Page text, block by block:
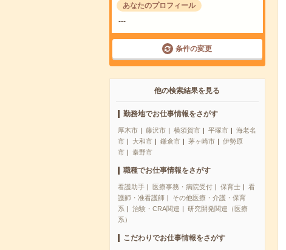
あなたのプロフィール
---
条件の変更
他の検索結果を見る
勤務地でお仕事情報をさがす
厚木市 藤沢市 横須賀市 平塚市
海老名
市
大和市 鎌倉市 茅ヶ崎市
伊勢原
市
秦野市
職種でお仕事情報をさがす
看護助手 医療事務・病院受付 保育士
看
護師・准看護師
その他医療・介護・保育
系
治験・CRA関連
研究開発関連（医療
系）
こだわりでお仕事情報をさがす